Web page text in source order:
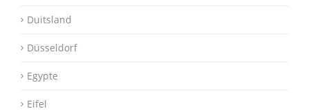
Duitsland
Düsseldorf
Egypte
Eifel